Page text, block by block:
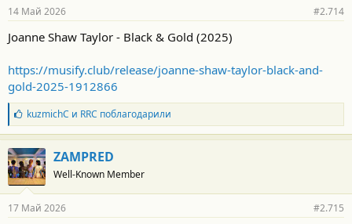
14 Май 2026 #2.714
Joanne Shaw Taylor - Black & Gold (2025)
https://musify.club/release/joanne-shaw-taylor-black-and-
gold-2025-1912866
Б
л
а
г
о
д
а
н
kuzmichC и RRC поблагодарили
ZAMPRED
Well-Known Member
17 Май 2026 #2.715